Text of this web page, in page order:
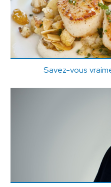
Savez-vous